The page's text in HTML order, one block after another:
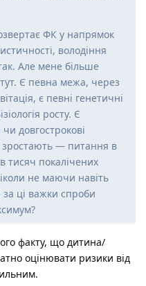
ФК у напрямок
володіння
Але мене більше
Є певна межа, через
є певні генетичні
росту. Є
довгострокові
зростають — питання в
тисяч покалічених
не маючи навіть
ці важки спроби
факту, що дитина/
оцінювати ризики від